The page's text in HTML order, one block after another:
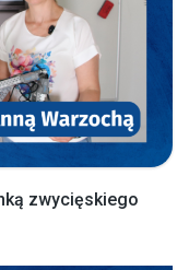
zwycięskiego